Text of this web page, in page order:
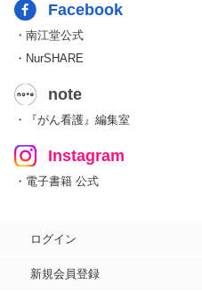
Facebook
・南江堂公式
・NurSHARE
note
・『がん看護』編集室
Instagram
・電子書籍 公式
ログイン
新規会員登録